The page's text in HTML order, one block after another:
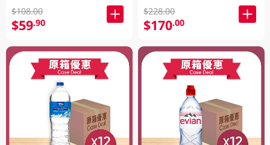
$108.00
$59.90
$228.00
$170.00